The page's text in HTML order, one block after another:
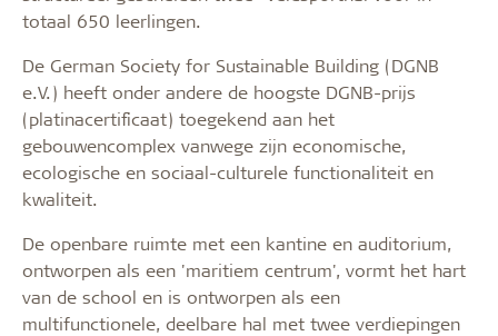
totaal 650 leerlingen.
De German Society for Sustainable Building (DGNB
e.V.) heeft onder andere de hoogste DGNB-prijs
(platinacertificaat) toegekend aan het
gebouwencomplex vanwege zijn economische,
ecologische en sociaal-culturele functionaliteit en
kwaliteit.
De openbare ruimte met een kantine en auditorium,
ontworpen als een 'maritiem centrum', vormt het hart
van de school en is ontworpen als een
multifunctionele, deelbare hal met twee verdiepingen